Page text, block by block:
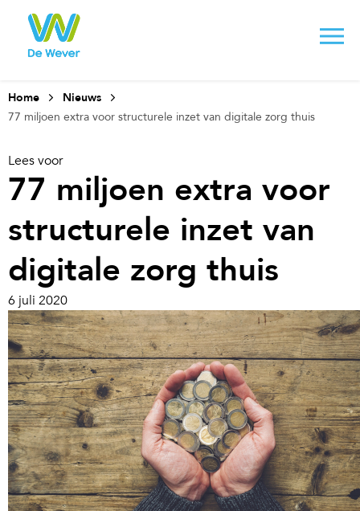
Home
Nieuws
77 miljoen extra voor structurele inzet van digitale zorg thuis
Lees voor
77 miljoen extra voor
structurele inzet van
digitale zorg thuis
6 juli 2020